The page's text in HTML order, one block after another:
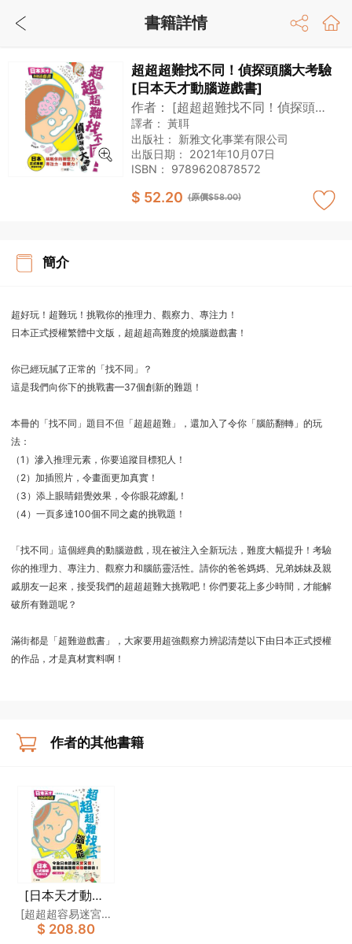
超超超難找不同！偵探頭腦大考驗
[日本天才動腦遊戲書]
作者：
[超超超難找不同！偵探頭腦
大考驗]製作委員會
譯者： 黃聑
出版社： 新雅文化事業有限公司
出版日期： 2021年10月07日
ISBN： 9789620878572
$ 52.20 (原價$58.00)
簡介
超好玩！超難玩！挑戰你的推理力、觀察力、專注力！
日本正式授權繁體中文版，超超超高難度的燒腦遊戲書！
你已經玩膩了正常的「找不同」？
這是我們向你下的挑戰書—37個創新的難題！
本冊的「找不同」題目不但「超超超難」，還加入了令你「腦筋翻轉」的玩
法：
（1）滲入推理元素，你要追蹤目標犯人！
（2）加插照片，令畫面更加真實！
（3）添上眼睛錯覺效果，令你眼花繚亂！
（4）一頁多達100個不同之處的挑戰題！
「找不同」這個經典的動腦遊戲，現在被注入全新玩法，難度大幅提升！考驗
你的推理力、專注力、觀察力和腦筋靈活性。請你的爸爸媽媽、兄弟姊妹及親
戚朋友一起來，接受我們的超超超難大挑戰吧！你們要花上多少時間，才能解
破所有難題呢？
滿街都是「超難遊戲書」，大家要用超強觀察力辨認清楚以下由日本正式授權
的作品，才是真材實料啊！
作者的其他書籍
[日本天才動腦
遊戲書]一套4冊
[超超超容易迷宮？
腦力大對決]製作委
$ 208.80
書籍詳情